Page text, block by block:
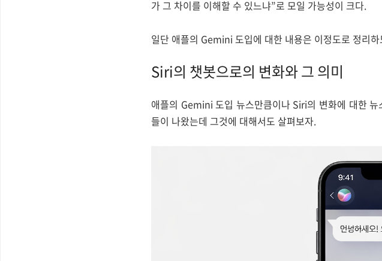
가 그 차이를 이해할 수 있느냐”로 모일 가능성이 크다.
일단 애플의 Gemini 도입에 대한 내용은 이정도로 정리
Siri의 챗봇으로의 변화와 그 의미
애플의 Gemini 도입 뉴스만큼이나 Siri의 변화에 대한
들이 나왔는데 그것에 대해서도 살펴보자.